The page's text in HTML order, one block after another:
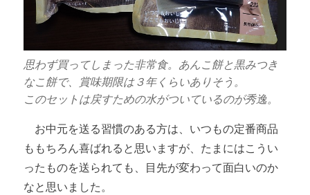
思わず買ってしまった非常食。あんこ餅と黒みつき
なこ餅で、賞味期限は３年くらいありそう。
このセットは戻すための水がついているのが秀逸。
お中元を送る習慣のある方は、いつもの定番商品
ももちろん喜ばれると思いますが、たまにはこうい
ったものを送られても、目先が変わって面白いのか
なと思いました。